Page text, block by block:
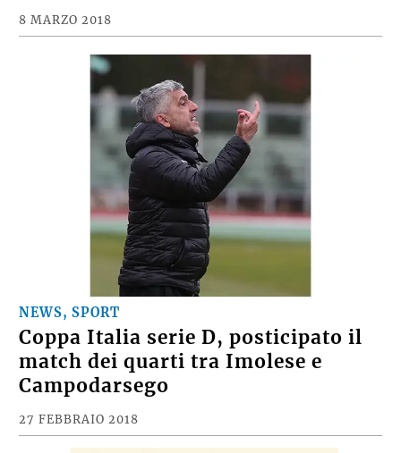
8 MARZO 2018
NEWS, SPORT
Coppa Italia serie D, posticipato il
match dei quarti tra Imolese e
Campodarsego
27 FEBBRAIO 2018